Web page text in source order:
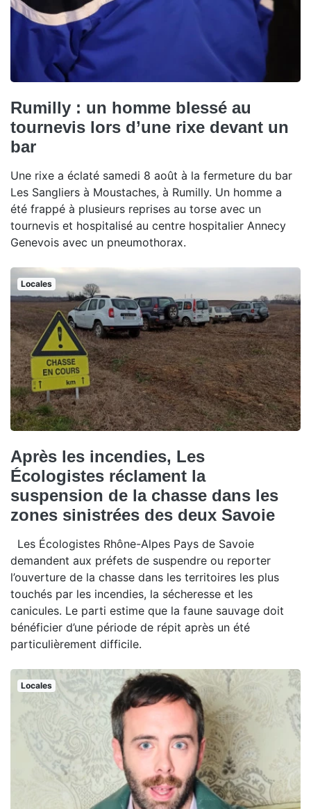
Rumilly : un homme blessé au
tournevis lors d’une rixe devant un
bar
Une rixe a éclaté samedi 8 août à la fermeture du bar
Les Sangliers à Moustaches, à Rumilly. Un homme a
été frappé à plusieurs reprises au torse avec un
tournevis et hospitalisé au centre hospitalier Annecy
Genevois avec un pneumothorax.
Locales
Après les incendies, Les
Écologistes réclament la
suspension de la chasse dans les
zones sinistrées des deux Savoie
Les Écologistes Rhône-Alpes Pays de Savoie
demandent aux préfets de suspendre ou reporter
l’ouverture de la chasse dans les territoires les plus
touchés par les incendies, la sécheresse et les
canicules. Le parti estime que la faune sauvage doit
bénéficier d’une période de répit après un été
particulièrement difficile.
Locales